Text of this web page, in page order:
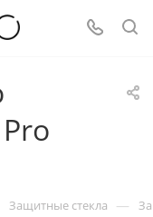
Защитные стекла —